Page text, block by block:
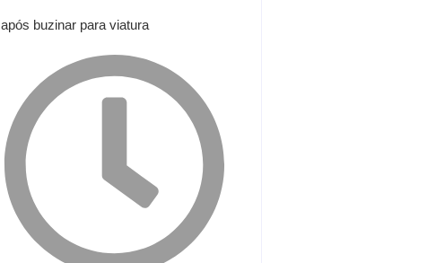
após buzinar para viatura